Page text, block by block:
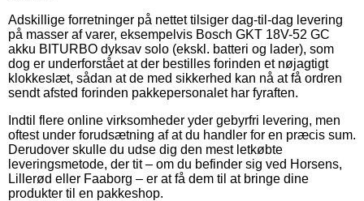
Adskillige forretninger på nettet tilsiger dag-til-dag levering
på masser af varer, eksempelvis Bosch GKT 18V-52 GC
akku BITURBO dyksav solo (ekskl. batteri og lader), som
dog er underforstået at der bestilles forinden et nøjagtigt
klokkeslæt, sådan at de med sikkerhed kan nå at få ordren
sendt afsted forinden pakkepersonalet har fyraften.
Indtil flere online virksomheder yder gebyrfri levering, men
oftest under forudsætning af at du handler for en præcis sum.
Derudover skulle du udse dig den mest letkøbte
leveringsmetode, der tit – om du befinder sig ved Horsens,
Lillerød eller Faaborg – er at få dem til at bringe dine
produkter til en pakkeshop.